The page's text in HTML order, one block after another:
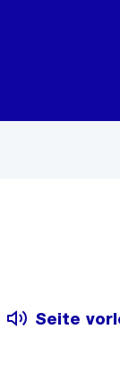
Seite